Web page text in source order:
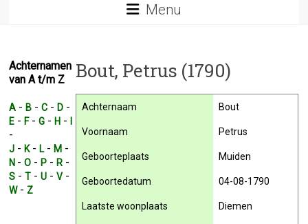
Menu
Bout, Petrus (1790)
Achternaam Bout
Voornaam Petrus
Geboorteplaats Muiden
Geboortedatum 04-08-1790
Laatste woonplaats Diemen
Achternamen
van A t/m Z
A -B -C -D -
E -F-G -H -
-
J -K-L-M -
N -O -P -R -
S -T -U -V-
W- Z